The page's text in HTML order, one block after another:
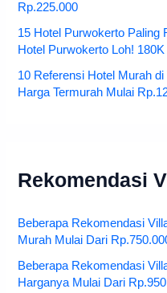
Rp.225.000
15 Hotel Purwokerto Paling
Hotel Purwokerto Loh! 180K
10 Referensi Hotel Murah
Harga Termurah Mulai
Rekomendasi
Beberapa Rekomendasi
Murah Mulai Dari
Beberapa Rekomendasi
Harganya Mulai Dari